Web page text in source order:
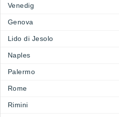
Venedig
Genova
Lido di Jesolo
Naples
Palermo
Rome
Rimini